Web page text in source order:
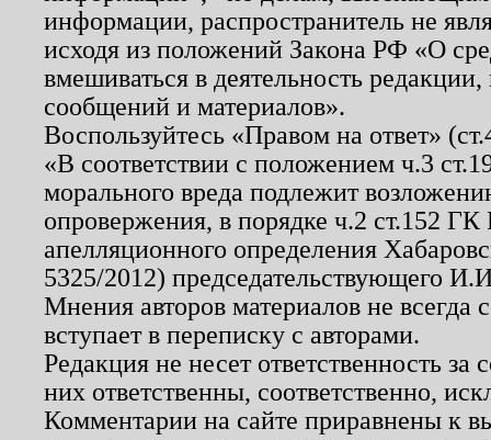
информации, распространитель не
исходя из положений Закона РФ «О
вмешиваться в деятельность
сообщений и материалов».
Воспользуйтесь «Правом на ответ»
«В соответствии с положением ч.3
морального вреда подлежит
опровержения, в порядке ч.2 ст.152
апелляционного определения
5325/2012) председательствующего
Мнения авторов материалов не
вступает в переписку с авторами.
Редакция не несет ответственность
них ответственны, соответственно,
Комментарии на сайте приравнены к